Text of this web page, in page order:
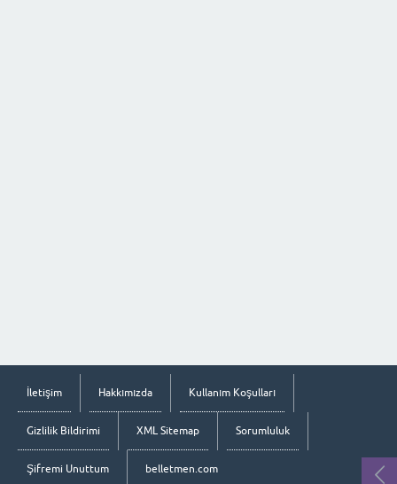
İletişim Hakkımızda Kullanım Koşulları
Gizlilik Bildirimi XML Sitemap Sorumluluk
Şifremi Unuttum belletmen.com